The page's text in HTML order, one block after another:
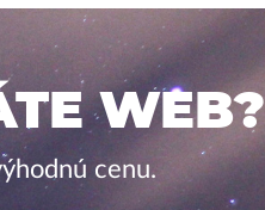
WEB?
cenu.